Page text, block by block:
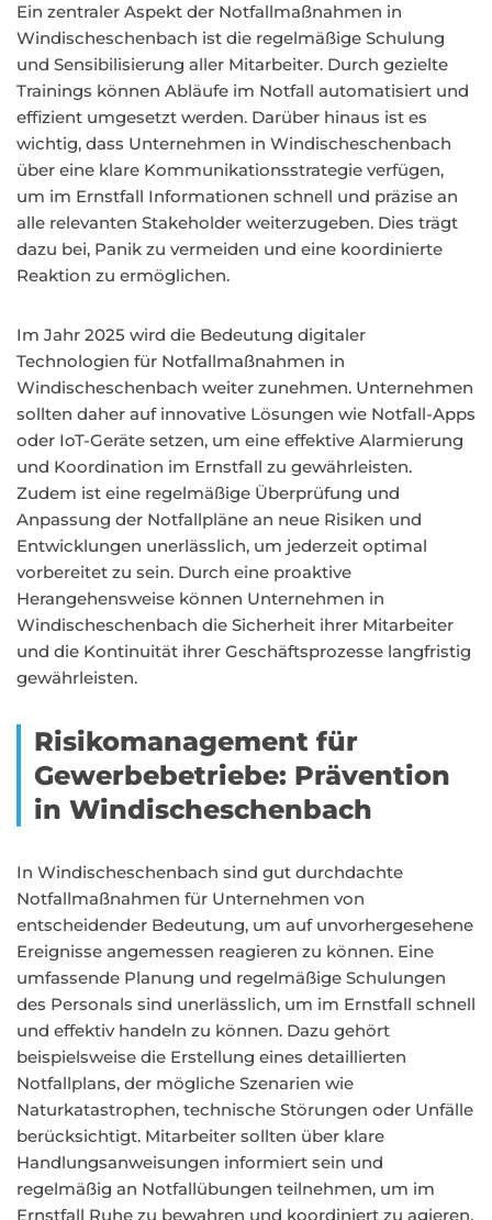
Ein zentraler Aspekt der Notfallmaßnahmen in
Windischeschenbach ist die regelmäßige Schulung
und Sensibilisierung aller Mitarbeiter. Durch gezielte
Trainings können Abläufe im Notfall automatisiert und
effizient umgesetzt werden. Darüber hinaus ist es
wichtig, dass Unternehmen in Windischeschenbach
über eine klare Kommunikationsstrategie verfügen,
um im Ernstfall Informationen schnell und präzise an
alle relevanten Stakeholder weiterzugeben. Dies trägt
dazu bei, Panik zu vermeiden und eine koordinierte
Reaktion zu ermöglichen.
Im Jahr 2025 wird die Bedeutung digitaler
Technologien für Notfallmaßnahmen in
Windischeschenbach weiter zunehmen. Unternehmen
sollten daher auf innovative Lösungen wie Notfall-Apps
oder IoT-Geräte setzen, um eine effektive Alarmierung
und Koordination im Ernstfall zu gewährleisten.
Zudem ist eine regelmäßige Überprüfung und
Anpassung der Notfallpläne an neue Risiken und
Entwicklungen unerlässlich, um jederzeit optimal
vorbereitet zu sein. Durch eine proaktive
Herangehensweise können Unternehmen in
Windischeschenbach die Sicherheit ihrer Mitarbeiter
und die Kontinuität ihrer Geschäftsprozesse langfristig
gewährleisten.
Risikomanagement für
Gewerbebetriebe: Prävention
in Windischeschenbach
In Windischeschenbach sind gut durchdachte
Notfallmaßnahmen für Unternehmen von
entscheidender Bedeutung, um auf unvorhergesehene
Ereignisse angemessen reagieren zu können. Eine
umfassende Planung und regelmäßige Schulungen
des Personals sind unerlässlich, um im Ernstfall schnell
und effektiv handeln zu können. Dazu gehört
beispielsweise die Erstellung eines detaillierten
Notfallplans, der mögliche Szenarien wie
Naturkatastrophen, technische Störungen oder Unfälle
berücksichtigt. Mitarbeiter sollten über klare
Handlungsanweisungen informiert sein und
regelmäßig an Notfallübungen teilnehmen, um im
Ernstfall Ruhe zu bewahren und koordiniert zu agieren.